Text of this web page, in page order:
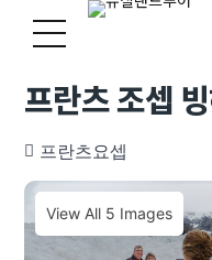
프란츠 조셉
프란츠요셉
View All 5 Images